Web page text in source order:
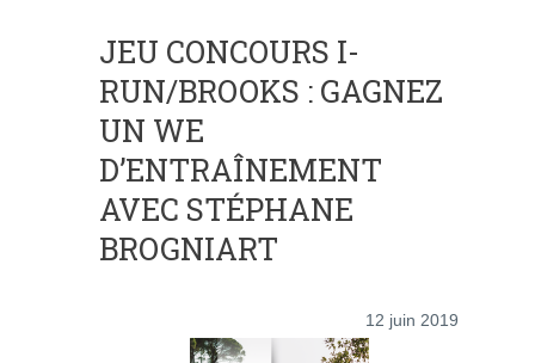
JEU CONCOURS I-
RUN/BROOKS : GAGNEZ
UN WE
D’ENTRAÎNEMENT
AVEC STÉPHANE
BROGNIART
12 juin 2019